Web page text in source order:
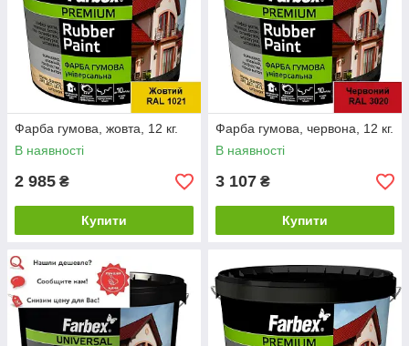
Фарба гумова, жовта, 12 кг.
В наявності
2 985 ₴
Купити
Фарба гумова, червона, 12 кг.
В наявності
3 107 ₴
Купити